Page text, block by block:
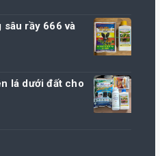
rầy 666 và
lá dưới đất cho